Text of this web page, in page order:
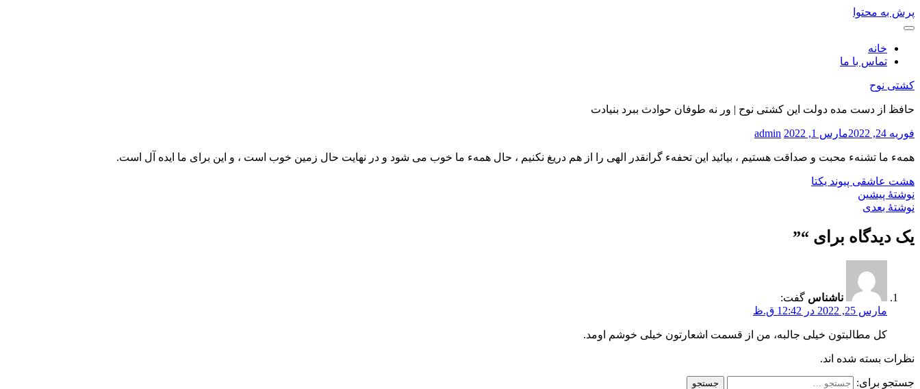
پرش به محتوا
خانه
تماس با ما
کشتی نوح
حافظ از دست مده دولت این کشتی نوح | ور نه طوفان حوادث ببرد بنیادت
فوریه 24, 2022 مارس 1, 2022 admin
همهء ما تشنهء محبت و صداقت هستیم ، بیائید این تحفهء گرانقدر الهی را از هم دریغ نکنیم ، حال همهء ما خوب می شود و در نهایت حال زمین خوب است ، و این برای ما ایده آل است.
هشت عاشقی پیوند یکتا
نوشتهٔ پیشین
نوشتهٔ بعدی
یک دیدگاه برای “”
ناشناس گفت:
مارس 25, 2022 در 12:42 ق.ظ
کل مطالبتون خیلی جالبه، من از قسمت اشعارتون خیلی خوشم اومد.
نظرات بسته شده اند.
جستجو برای: